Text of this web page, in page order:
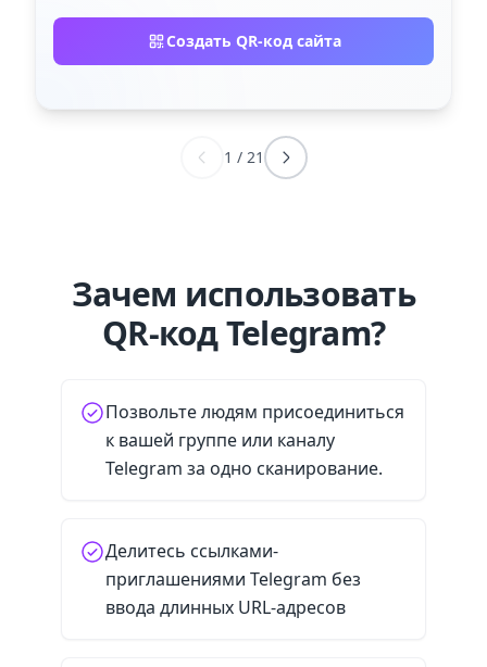
Создать QR-код сайта
1 / 21
Зачем использовать
QR-код Telegram?
Позвольте людям присоединиться
к вашей группе или каналу
Telegram за одно сканирование.
Делитесь ссылками-
приглашениями Telegram без
ввода длинных URL-адресов